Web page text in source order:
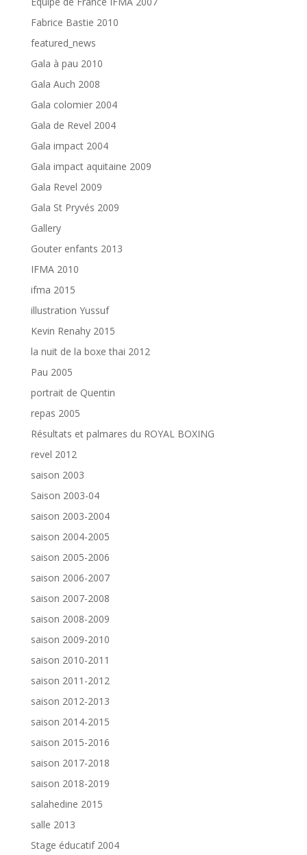
Fabrice Bastie 2010
featured_news
Gala à pau 2010
Gala Auch 2008
Gala colomier 2004
Gala de Revel 2004
Gala impact 2004
Gala impact aquitaine 2009
Gala Revel 2009
Gala St Pryvés 2009
Gallery
Gouter enfants 2013
IFMA 2010
ifma 2015
illustration Yussuf
Kevin Renahy 2015
la nuit de la boxe thai 2012
Pau 2005
portrait de Quentin
repas 2005
Résultats et palmares du ROYAL BOXING
revel 2012
saison 2003
Saison 2003-04
saison 2003-2004
saison 2004-2005
saison 2005-2006
saison 2006-2007
saison 2007-2008
saison 2008-2009
saison 2009-2010
saison 2010-2011
saison 2011-2012
saison 2012-2013
saison 2014-2015
saison 2015-2016
saison 2017-2018
saison 2018-2019
salahedine 2015
salle 2013
Stage éducatif 2004